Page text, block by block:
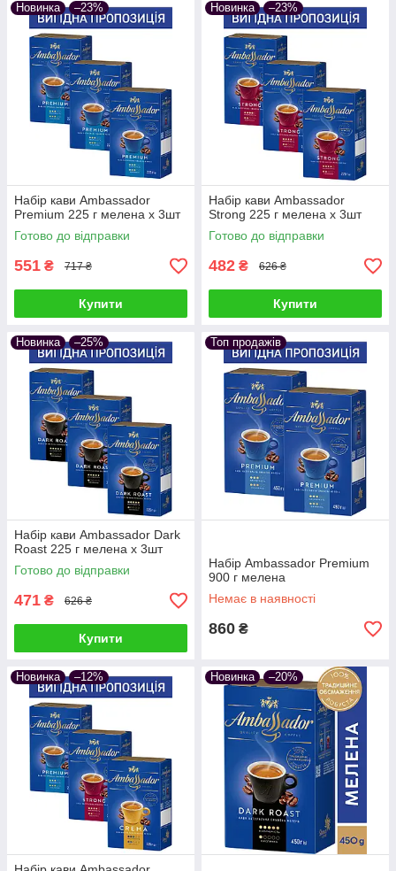
Новинка –23%
Набір кави Ambassador
Premium 225 г мелена х 3шт
Готово до відправки
551 ₴ 717 ₴
Купити
Новинка –23%
Набір кави Ambassador
Strong 225 г мелена х 3шт
Готово до відправки
482 ₴ 626 ₴
Купити
Новинка –25%
Набір кави Ambassador Dark
Roast 225 г мелена х 3шт
Готово до відправки
471 ₴ 626 ₴
Купити
Топ продажів
Набір Ambassador Premium
900 г мелена
Немає в наявності
860 ₴
Новинка –12% Новинка –20%